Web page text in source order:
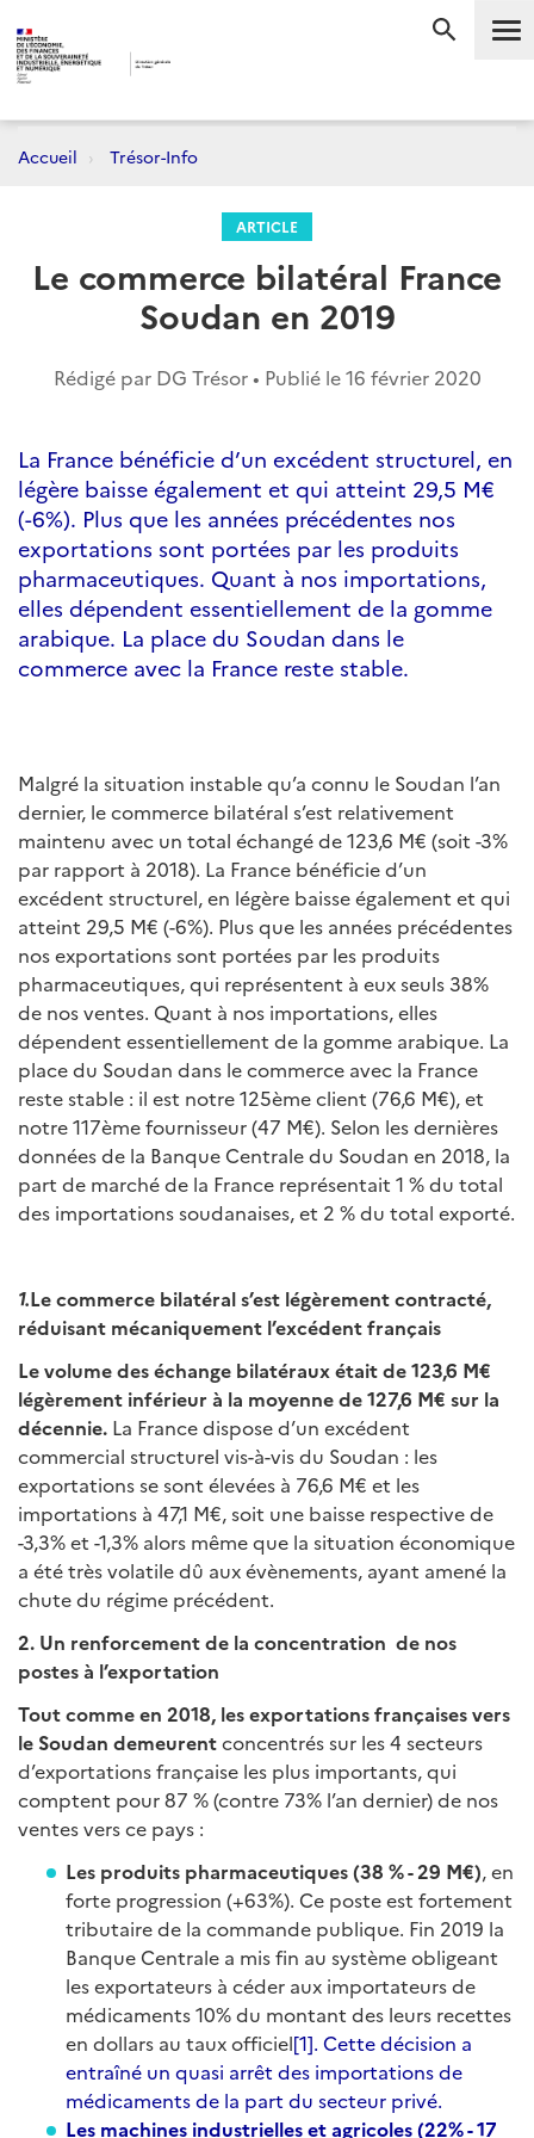
Accueil Trésor-Info
ARTICLE
Le commerce bilatéral France
Soudan en 2019
Rédigé par DG Trésor • Publié le16 février 2020
La France bénéficie d’un excédent structurel, en
légère baisse également et qui atteint 29,5 M€
(-6%). Plus que les années précédentes nos
exportations sont portées par les produits
pharmaceutiques. Quant à nos importations,
elles dépendent essentiellement de la gomme
arabique. La place du Soudan dans le
commerce avec la France reste stable.
Malgré la situation instable qu’a connu le Soudan l’an
dernier, le commerce bilatéral s’est relativement
maintenu avec un total échangé de 123,6 M€ (soit -3%
par rapport à 2018). La France bénéficie d’un
excédent structurel, en légère baisse également et qui
atteint 29,5 M€ (-6%). Plus que les années précédentes
nos exportations sont portées par les produits
pharmaceutiques, qui représentent à eux seuls 38%
de nos ventes. Quant à nos importations, elles
dépendent essentiellement de la gomme arabique. La
place du Soudan dans le commerce avec la France
reste stable : il est notre 125ème client (76,6 M€), et
notre 117ème fournisseur (47 M€). Selon les dernières
données de la Banque Centrale du Soudan en 2018, la
part de marché de la France représentait 1 % du total
des importations soudanaises, et 2 % du total exporté.
1.Le commerce bilatéral s’est légèrement contracté,
réduisant mécaniquement l’excédent français
Le volume des échange bilatéraux était de 123,6 M€
légèrement inférieur à la moyenne de 127,6 M€ sur la
décennie. La France dispose d’un excédent
commercial structurel vis-à-vis du Soudan : les
exportations se sont élevées à 76,6 M€ et les
importations à 47,1 M€, soit une baisse respective de
-3,3% et -1,3% alors même que la situation économique
a été très volatile dû aux évènements, ayant amené la
chute du régime précédent.
2. Un renforcement de la concentration de nos
postes à l’exportation
Tout comme en 2018, les exportations françaises vers
le Soudan demeurentconcentrés sur les 4 secteurs
d’exportations française les plus importants, qui
comptent pour 87 % (contre 73% l’an dernier) de nos
ventes vers ce pays :
Les produits pharmaceutiques (38 % - 29 M€), en
forte progression (+63%). Ce poste est fortement
tributaire de la commande publique. Fin 2019 la
Banque Centrale a mis fin au système obligeant
les exportateurs à céder aux importateurs de
médicaments 10% du montant des leurs recettes
en dollars au taux officiel[1]. Cette décision a
entraîné un quasi arrêt des importations de
médicaments de la part du secteur privé.
Les machines industrielles et agricoles (22% - 17